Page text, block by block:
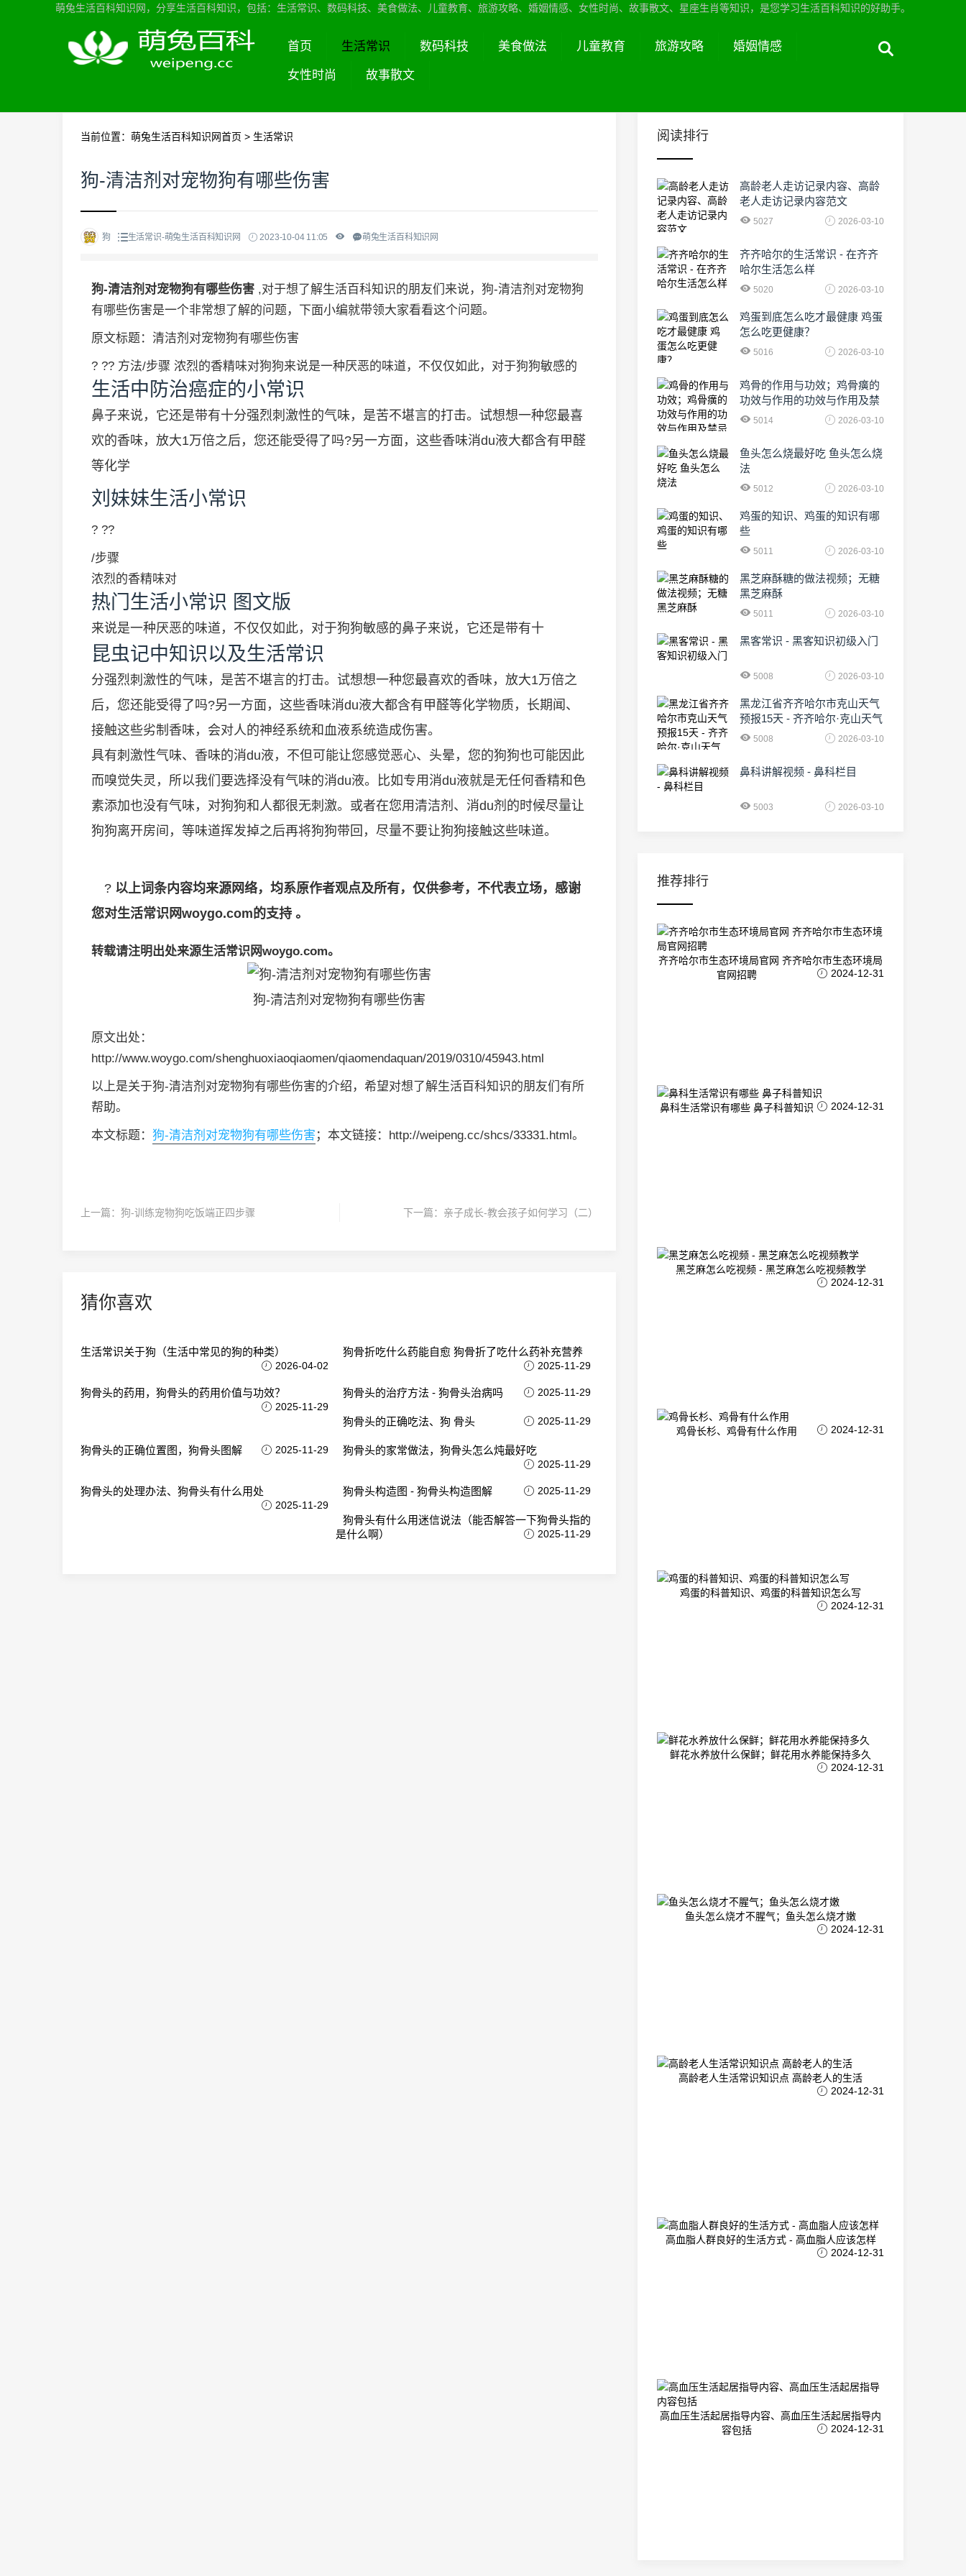
萌兔生活百科知识网，分享生活百科知识，包括：生活常识、数码科技、美食做法、儿童教育、旅游攻略、婚姻情感、女性时尚、故事散文、星座生肖等知识，是您学习生活百科知识的好助手。
首页 生活常识 数码科技 美食做法 儿童教育 旅游攻略 婚姻情感
女性时尚 故事散文
当前位置： 萌兔生活百科知识网首页 > 生活常识
狗-清洁剂对宠物狗有哪些伤害
狗 生活常识-萌兔生活百科知识网 2023-10-04 11:05 萌兔生活百科知识网
狗-清洁剂对宠物狗有哪些伤害 ,对于想了解生活百科知识的朋友们来说，狗-清洁剂对宠物狗
有哪些伤害是一个非常想了解的问题，下面小编就带领大家看看这个问题。
原文标题：清洁剂对宠物狗有哪些伤害
? ?? 方法/步骤 浓烈的香精味对狗狗来说是一种厌恶的味道，不仅仅如此，对于狗狗敏感的
生活中防治癌症的小常识
鼻子来说，它还是带有十分强烈刺激性的气味，是苦不堪言的打击。试想想一种您最喜
欢的香味，放大1万倍之后，您还能受得了吗?另一方面，这些香味消du液大都含有甲醛
等化学
刘妹妹生活小常识
? ??
/步骤
浓烈的香精味对
热门生活小常识 图文版
来说是一种厌恶的味道，不仅仅如此，对于狗狗敏感的鼻子来说，它还是带有十
昆虫记中知识以及生活常识
分强烈刺激性的气味，是苦不堪言的打击。试想想一种您最喜欢的香味，放大1万倍之
后，您还能受得了吗?另一方面，这些香味消du液大都含有甲醛等化学物质，长期闻、
接触这些劣制香味，会对人的神经系统和血液系统造成伤害。
具有刺激性气味、香味的消du液，不但可能让您感觉恶心、头晕，您的狗狗也可能因此
而嗅觉失灵，所以我们要选择没有气味的消du液。比如专用消du液就是无任何香精和色
素添加也没有气味，对狗狗和人都很无刺激。或者在您用清洁剂、消du剂的时候尽量让
狗狗离开房间，等味道挥发掉之后再将狗狗带回，尽量不要让狗狗接触这些味道。
? 以上词条内容均来源网络，均系原作者观点及所有，仅供参考，不代表立场，感谢
您对生活常识网woygo.com的支持 。
转载请注明出处来源生活常识网woygo.com。
狗-清洁剂对宠物狗有哪些伤害
原文出处：
http://www.woygo.com/shenghuoxiaoqiaomen/qiaomendaquan/2019/0310/45943.html
以上是关于狗-清洁剂对宠物狗有哪些伤害的介绍，希望对想了解生活百科知识的朋友们有所
帮助。
本文标题： 狗-清洁剂对宠物狗有哪些伤害 ；本文链接：http://weipeng.cc/shcs/33331.html。
上一篇： 狗-训练宠物狗吃饭端正四步骤 下一篇： 亲子成长-教会孩子如何学习（二）
猜你喜欢
生活常识关于狗（生活中常见的狗的种类）
2026-04-02
狗骨折吃什么药能自愈 狗骨折了吃什么药补充营养
2025-11-29
狗骨头的药用，狗骨头的药用价值与功效？
2025-11-29
狗骨头的治疗方法 - 狗骨头治病吗 2025-11-29
狗骨头的正确吃法、狗 骨头 2025-11-29
狗骨头的正确位置图，狗骨头图解 2025-11-29 狗骨头的家常做法，狗骨头怎么炖最好吃
2025-11-29
狗骨头的处理办法、狗骨头有什么用处
2025-11-29
狗骨头构造图 - 狗骨头构造图解 2025-11-29
狗骨头有什么用迷信说法（能否解答一下狗骨头指的
是什么啊）
2025-11-29
阅读排行
高龄老人走访记录内容、高龄
老人走访记录内容范文
5027 2026-03-10
齐齐哈尔的生活常识 - 在齐齐
哈尔生活怎么样
5020 2026-03-10
鸡蛋到底怎么吃才最健康 鸡蛋
怎么吃更健康？
5016 2026-03-10
鸡骨的作用与功效；鸡骨癀的
功效与作用的功效与作用及禁
忌症5014 2026-03-10
鱼头怎么烧最好吃 鱼头怎么烧
法
5012 2026-03-10
鸡蛋的知识、鸡蛋的知识有哪
些
5011 2026-03-10
黑芝麻酥糖的做法视频；无糖
黑芝麻酥
5011 2026-03-10
黑客常识 - 黑客知识初级入门
5008 2026-03-10
黑龙江省齐齐哈尔市克山天气
预报15天 - 齐齐哈尔·克山天气
5008 2026-03-10
鼻科讲解视频 - 鼻科栏目
5003 2026-03-10
推荐排行
齐齐哈尔市生态环境局官网 齐齐哈尔市生态环境局
官网招聘
2024-12-31
鼻科生活常识有哪些 鼻子科普知识 2024-12-31
黑芝麻怎么吃视频 - 黑芝麻怎么吃视频教学
2024-12-31
鸡骨长杉、鸡骨有什么作用 2024-12-31
鸡蛋的科普知识、鸡蛋的科普知识怎么写
2024-12-31
鲜花水养放什么保鲜；鲜花用水养能保持多久
2024-12-31
鱼头怎么烧才不腥气；鱼头怎么烧才嫩
2024-12-31
高龄老人生活常识知识点 高龄老人的生活
2024-12-31
高血脂人群良好的生活方式 - 高血脂人应该怎样
2024-12-31
高血压生活起居指导内容、高血压生活起居指导内
容包括
2024-12-31